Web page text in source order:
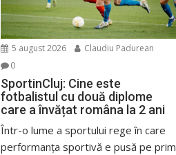
5 august 2026
Claudiu Padurean
0
SportinCluj: Cine este
fotbalistul cu două diplome
care a învățat româna la 2 ani
Într-o lume a sportului rege în care
performanța sportivă e pusă pe prim